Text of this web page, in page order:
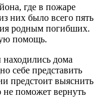
где в пожаре
них было всего пять
родным погибших.
помощь.
дома
себе представить
предстоит выяснить
поможет вернуть